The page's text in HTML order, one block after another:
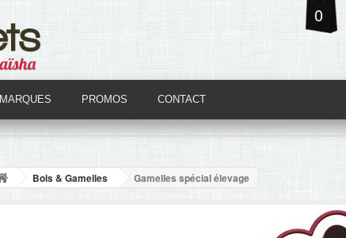
0
MARQUES PROMOS CONTACT
Bols & Gamelles Gamelles spécial élevage